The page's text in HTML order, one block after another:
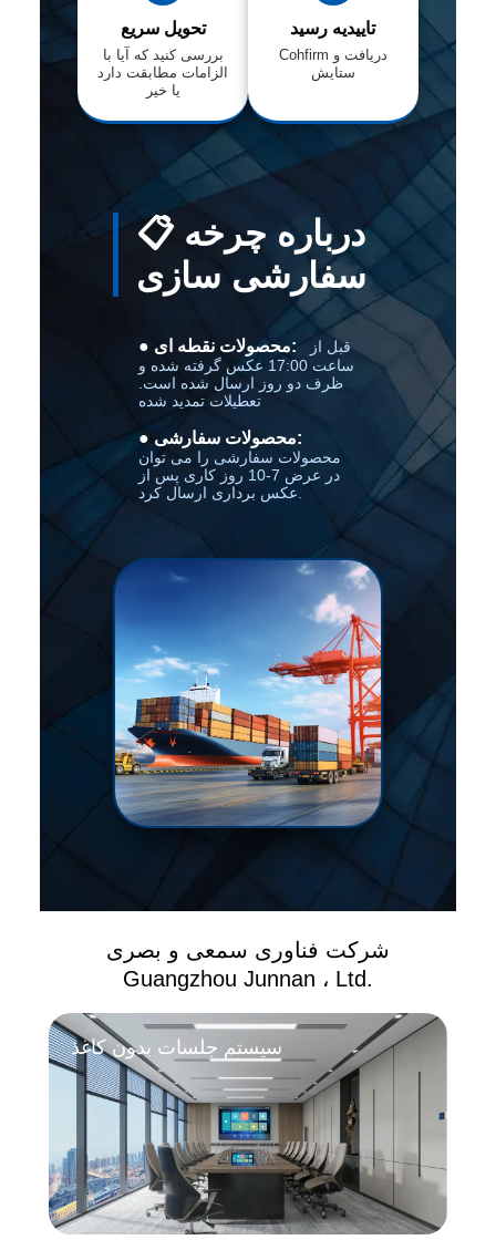
تحویل سریع
بررسی کنید که آیا با
الزامات مطابقت دارد
یا خیر
تاییدیه رسید
Cohfirm دریافت و
ستایش
📋 درباره چرخه
سفارشی سازی
● محصولات نقطه ای:
قبل از
ساعت 17:00 عکس گرفته شده و
ظرف دو روز ارسال شده است.
تعطیلات تمدید شده
● محصولات سفارشی:
محصولات سفارشی را می توان
در عرض 7-10 روز کاری پس از
شرکت فناوری سمعی و بصری
Guangzhou Junnan ، Ltd.
سیستم جلسات بدون کاغذ